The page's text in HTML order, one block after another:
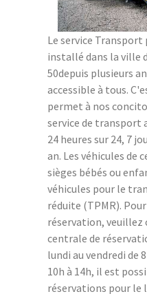
Le service Transport
installé dans la ville
50depuis plusieurs
accessible à tous.
permet à nos
service de transport
24 heures sur 24, 7
an. Les véhicules de
sièges bébés ou
véhicules pour le
réduite (TPMR).
réservation,
centrale de
lundi au vendredi de
10h à 14h, il est
réservations pour le